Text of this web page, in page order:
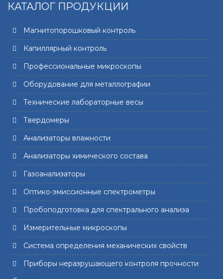
КАТАЛОГ ПРОДУКЦИИ
Магнитопорошковый контроль
Капиллярный контроль
Профессиональные микроскопы
Оборудование для металлографии
Технические лабораторные весы
Твердомеры
Анализаторы влажности
Анализаторы химического состава
Газоанализаторы
Оптико-эмиссионные спектрометры
Пробоподготовка для спектрального анализа
Измерительные микроскопы
Система определения механических свойств
Приборы неразрушающего контроля прочности